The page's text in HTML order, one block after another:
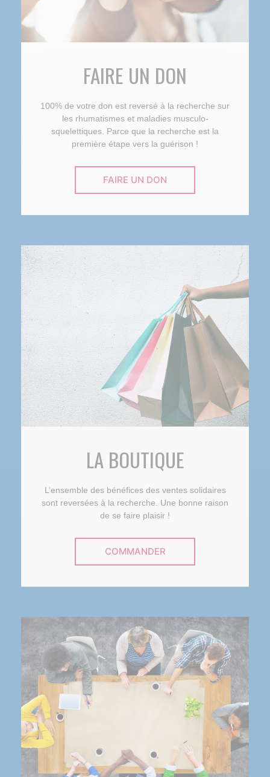
FAIRE UN DON
100% de votre don est reversé à la recherche sur
les rhumatismes et maladies musculo-
squelettiques. Parce que la recherche est la
première étape vers la guérison !
FAIRE UN DON
LA BOUTIQUE
L’ensemble des bénéfices des ventes solidaires
sont reversées à la recherche. Une bonne raison
de se faire plaisir !
COMMANDER